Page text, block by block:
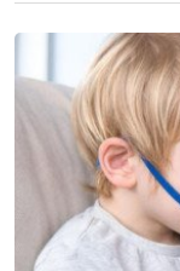
konflikty, pokoj,
predvídateľnosť,
sebaovládania,